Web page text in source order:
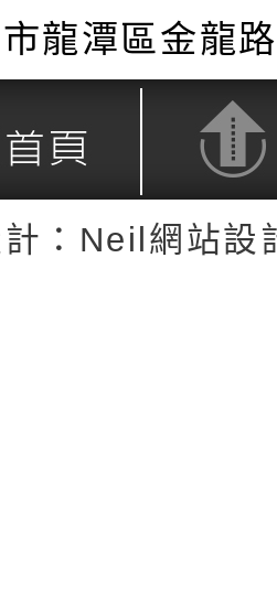
龍潭區金龍
返回頂端
：Neil網站設